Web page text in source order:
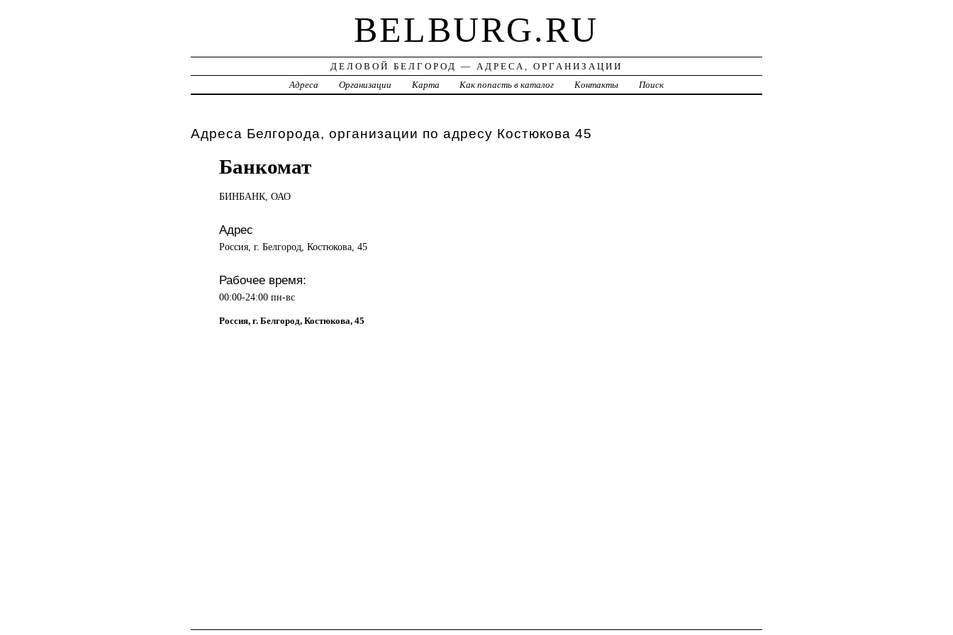
BELBURG.RU
ДЕЛОВОЙ БЕЛГОРОД — АДРЕСА, ОРГАНИЗАЦИИ
Адреса
Организации Карта Как попасть в каталог Контакты Поиск
Адреса Белгорода, организации по адресу Костюкова 45
Банкомат
БИНБАНК, ОАО
Адрес
Россия, г. Белгород, Костюкова, 45
Рабочее время:
00:00-24:00 пн-вс
Россия, г. Белгород, Костюкова, 45